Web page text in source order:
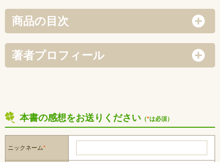
商品の目次
著者プロフィール
本書の感想をお送りください （*は必須）
ニックネーム*